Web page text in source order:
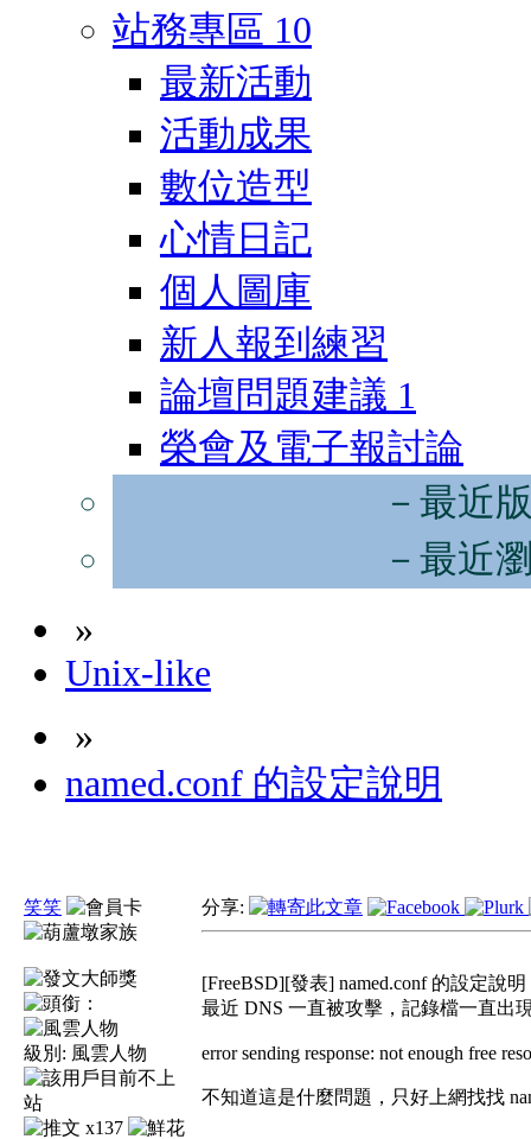
站務專區 10
最新活動
活動成果
數位造型
心情日記
個人圖庫
新人報到練習
論壇問題建議 1
榮會及電子報討論
－最近
－最近
»
Unix-like
»
named.conf 的設定說明
笑笑
級別: 風雲人物
x137
分享:
[FreeBSD][發表] named.conf 的設定說明
最近 DNS 一直被攻擊，記錄檔一直出
error sending response: not enough free
不知道這是什麼問題，只好上網找找